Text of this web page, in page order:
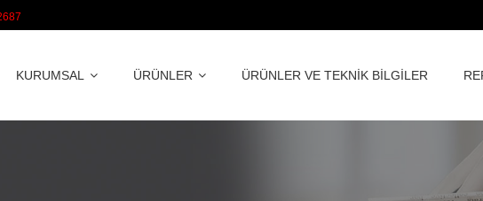
KURUMSAL ÜRÜNLER ÜRÜNLER VE TEKNİK BİLGİLER